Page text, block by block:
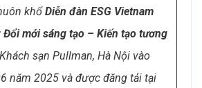
khổDiễn đàn ESG Vietnam
mới sáng tạo – Kiến tạo tương
sạn Pullman, Hà Nội vào
năm 2025 và được đăng tải tại